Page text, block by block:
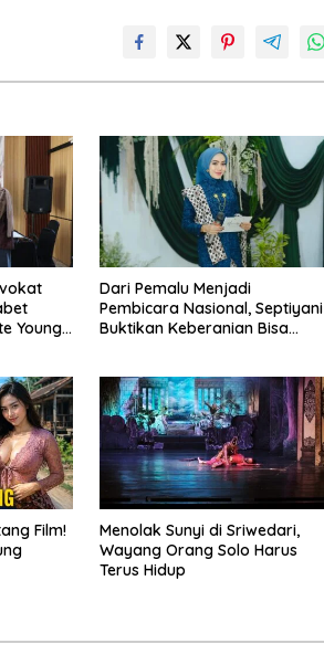
Young
Dari Pemalu Menjadi
Pembicara Nasional, Septiyani
Buktikan Keberanian Bisa
Film!
Menolak Sunyi di Sriwedari,
Wayang Orang Solo Harus
Terus Hidup